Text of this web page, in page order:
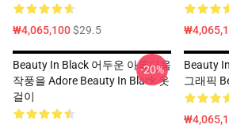
₩4,065,100$29.5
Beauty In Black 어두운 아름다움
작풍을 Adore Beauty In Black 옷
걸이
-20%
Beauty
그래픽